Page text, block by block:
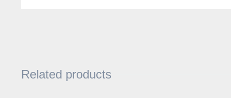
Related products